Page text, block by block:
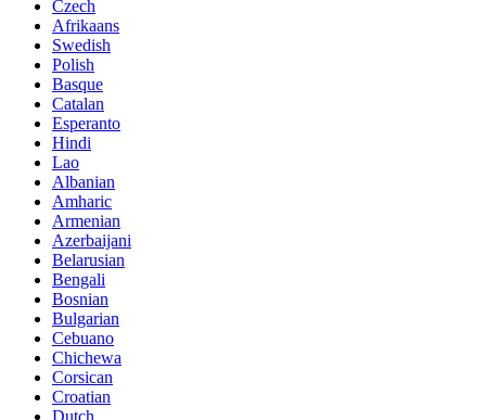
Czech
Afrikaans
Swedish
Polish
Basque
Catalan
Esperanto
Hindi
Lao
Albanian
Amharic
Armenian
Azerbaijani
Belarusian
Bengali
Bosnian
Bulgarian
Cebuano
Chichewa
Corsican
Croatian
Dutch